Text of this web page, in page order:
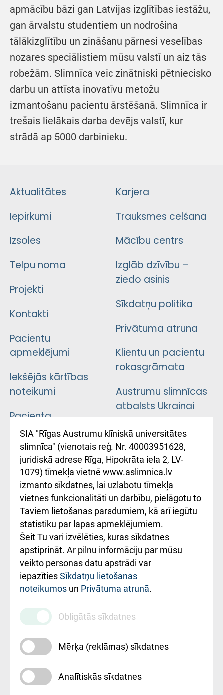
apmācību bāzi gan Latvijas izglītības iestāžu,
gan ārvalstu studentiem un nodrošina
tālākizglītību un zināšanu pārnesi veselības
nozares speciālistiem mūsu valstī un aiz tās
robežām. Slimnīca veic zinātniski pētniecisko
darbu un attīsta inovatīvu metožu
izmantošanu pacientu ārstēšanā. Slimnīca ir
trešais lielākais darba devējs valstī, kur
strādā ap 5000 darbinieku.
Aktualitātes
Iepirkumi
Izsoles
Telpu noma
Projekti
Kontakti
Pacientu
apmeklējumi
Iekšējās kārtības
noteikumi
Pacienta
atsauksmju/sūdzību
iesniegšanas
kārtība
Kā pie mums nokļūt
Rēķinu apmaksas
ceļvedis
Rekvizīti un
ārstniecības
iestādes kods
010000234
Maksas
pakalpojumu
cenrādis
Karjera
Trauksmes celšana
Mācību centrs
Izglāb dzīvību –
ziedo asinis
Sīkdatņu politika
Privātuma atruna
Klientu un pacientu
rokasgrāmata
Austrumu slimnīcas
atbalsts Ukrainai
Підтримка Східної
лікарні та співпраця з
Україною
SIA "Rīgas Austrumu klīniskā universitātes
slimnīca" (vienotais reģ. Nr. 40003951628,
juridiskā adrese Rīga, Hipokrāta iela 2, LV-
1079) tīmekļa vietnē www.aslimnica.lv
izmanto sīkdatnes, lai uzlabotu tīmekļa
vietnes funkcionalitāti un darbību, pielāgotu to
Taviem lietošanas paradumiem, kā arī iegūtu
statistiku par lapas apmeklējumiem.
Šeit Tu vari izvēlēties, kuras sīkdatnes
apstiprināt. Ar pilnu informāciju par mūsu
veikto personas datu apstrādi var
iepazītiesSīkdatņu lietošanas
noteikumos un Privātuma atrunā.
Obligātās sīkdatnes
Mērķa (reklāmas) sīkdatnes
Analītiskās sīkdatnes